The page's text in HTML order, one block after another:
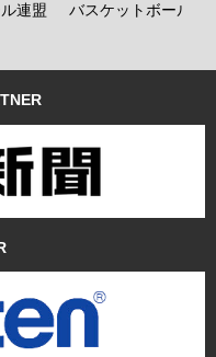
連盟
バスケットボール連